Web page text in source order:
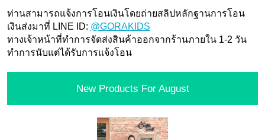
ท่านสามารถแจ้งการโอนเงินโดยถ่ายสลิปหลักฐานการโอน
เงินส่งมาที่ LINE ID: @GORAKIDS
ทางเจ้าหน้าที่ทำการจัดส่งสินค้าออกจากร้านภายใน 1-2 วัน
ทำการนับแต่ได้รับการแจ้งโอน
New Products For August